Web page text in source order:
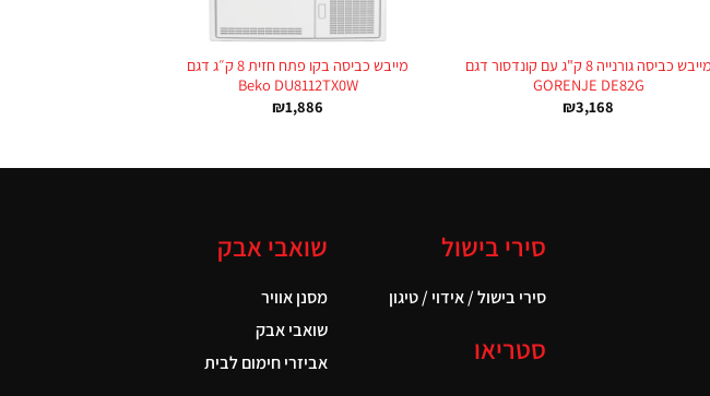
מייבש כביסה גורנייה 8 ק"ג עם קונדסור דגם
GORENJE DE82G
₪3,168
מייבש כביסה בקו פתח חזית 8 ק״ג דגם
Beko DU8112TX0W
₪1,886
סירי בישול
סירי בישול / אידוי / טיגון
סטריאו
שואבי אבק
מסנן אוויר
שואבי אבק
אביזרי חימום לבית